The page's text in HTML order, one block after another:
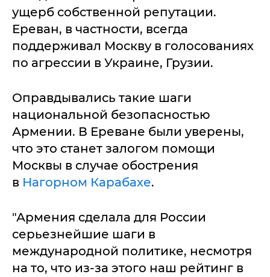
ущерб собственной репутации.
Ереван, в частности, всегда
поддерживал Москву в голосованиях
по агрессии в Украине, Грузии.
Оправдывались такие шаги
национальной безопасностью
Армении. В Ереване были уверены,
что это станет залогом помощи
Москвы в случае обострения
в Нагорном Карабахе.
"Армения сделала для России
серьезнейшие шаги в
международной политике, несмотря
на то, что из-за этого наш рейтинг в